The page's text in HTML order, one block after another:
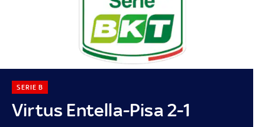
Virtus Entella-Pisa 2-1
SERIE B